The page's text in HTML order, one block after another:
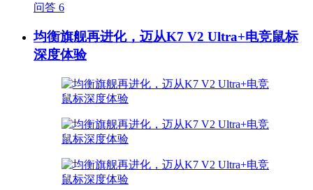
问答 6
均衡旗舰再进化，迈从K7 V2 Ultra+电竞鼠标
深度体验